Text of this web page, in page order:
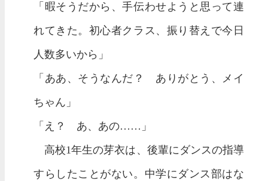
「暇そうだから、手伝わせようと思って連
れてきた。初心者クラス、振り替えで今日
人数多いから」
「ああ、そうなんだ？ ありがとう、メイ
ちゃん」
「え？ あ、あの……」
高校1年生の芽衣は、後輩にダンスの指導
すらしたことがない。中学にダンス部はな